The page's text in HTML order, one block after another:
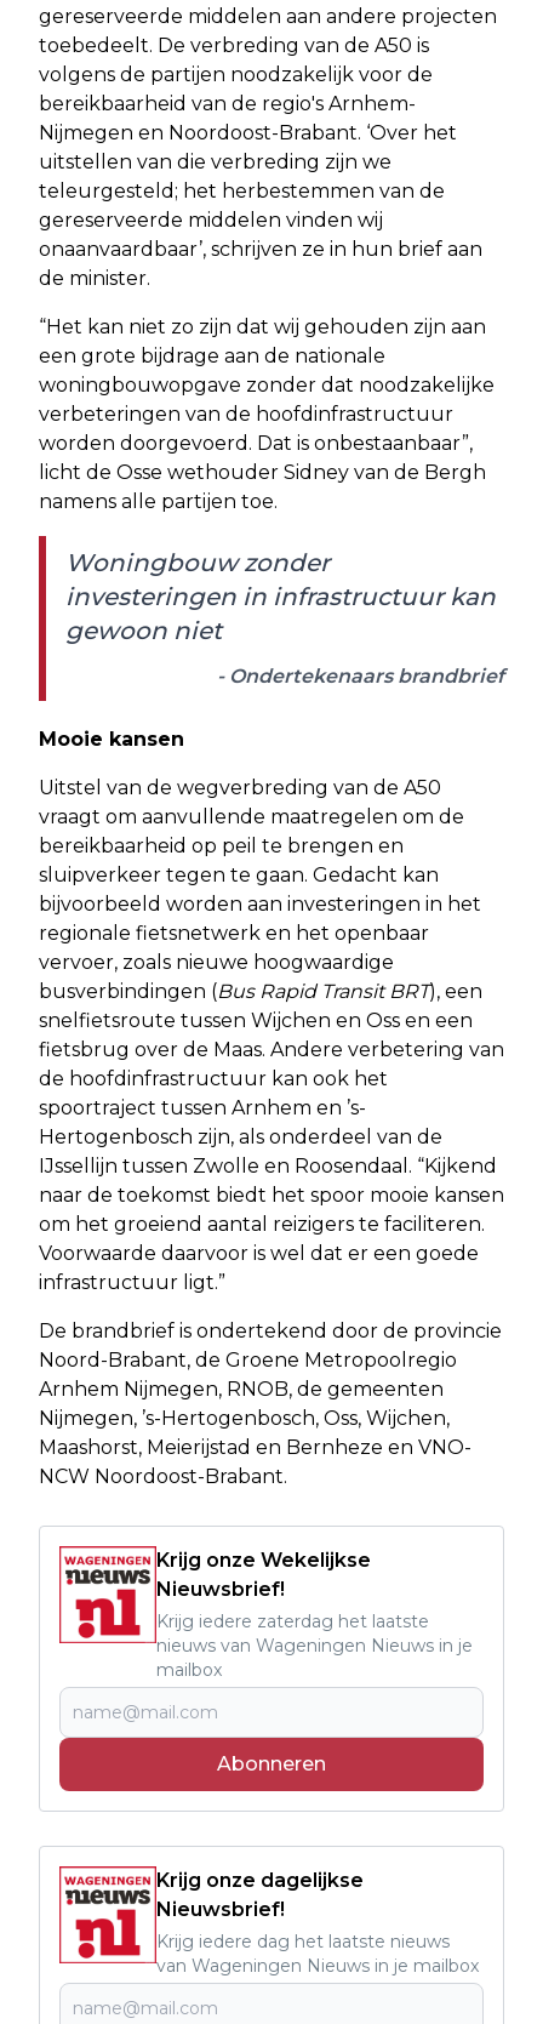
gereserveerde middelen aan andere projecten
toebedeelt. De verbreding van de A50 is
volgens de partijen noodzakelijk voor de
bereikbaarheid van de regio's Arnhem-
Nijmegen en Noordoost-Brabant. ‘Over het
uitstellen van die verbreding zijn we
teleurgesteld; het herbestemmen van de
gereserveerde middelen vinden wij
onaanvaardbaar’, schrijven ze in hun brief aan
de minister.
“Het kan niet zo zijn dat wij gehouden zijn aan
een grote bijdrage aan de nationale
woningbouwopgave zonder dat noodzakelijke
verbeteringen van de hoofdinfrastructuur
worden doorgevoerd. Dat is onbestaanbaar”,
licht de Osse wethouder Sidney van de Bergh
namens alle partijen toe.
Woningbouw zonder
investeringen in infrastructuur kan
gewoon niet
- Ondertekenaars brandbrief
Mooie kansen
Uitstel van de wegverbreding van de A50
vraagt om aanvullende maatregelen om de
bereikbaarheid op peil te brengen en
sluipverkeer tegen te gaan. Gedacht kan
bijvoorbeeld worden aan investeringen in het
regionale fietsnetwerk en het openbaar
vervoer, zoals nieuwe hoogwaardige
busverbindingen (Bus Rapid Transit BRT), een
snelfietsroute tussen Wijchen en Oss en een
fietsbrug over de Maas. Andere verbetering van
de hoofdinfrastructuur kan ook het
spoortraject tussen Arnhem en ’s-
Hertogenbosch zijn, als onderdeel van de
IJssellijn tussen Zwolle en Roosendaal. “Kijkend
naar de toekomst biedt het spoor mooie kansen
om het groeiend aantal reizigers te faciliteren.
Voorwaarde daarvoor is wel dat er een goede
infrastructuur ligt.”
De brandbrief is ondertekend door de provincie
Noord-Brabant, de Groene Metropoolregio
Arnhem Nijmegen, RNOB, de gemeenten
Nijmegen, ’s-Hertogenbosch, Oss, Wijchen,
Maashorst, Meierijstad en Bernheze en VNO-
NCW Noordoost-Brabant.
Krijg onze Wekelijkse
Nieuwsbrief!
Krijg iedere zaterdag het laatste
nieuws van Wageningen Nieuws in je
mailbox
Abonneren
Krijg onze dagelijkse
Nieuwsbrief!
Krijg iedere dag het laatste nieuws
van Wageningen Nieuws in je mailbox